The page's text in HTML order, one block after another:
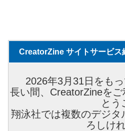
CreatorZine サイトサービス
2026年3月31日をも
長い間、CreatorZineを
とう
翔泳社では複数のデジ
ろしけ